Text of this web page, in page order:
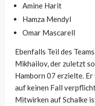
Amine Harit
Hamza Mendyl
Omar Mascarell
Ebenfalls Teil des
Mikhailov, der zuletzt
Hamborn 07 erzielte. Er
auf keinen Fall
Mitwirken auf Schalke